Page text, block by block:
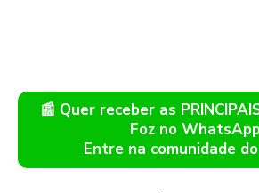
📰 Quer receber as
Foz no
Entre na comunidade